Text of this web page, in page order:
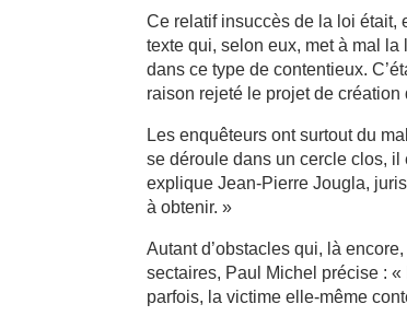
Ce relatif insuccès de la loi était,
texte qui, selon eux, met à mal
dans ce type de contentieux.
raison rejeté le projet de
Les enquêteurs ont surtout du
se déroule dans un cercle clos, il
explique Jean-Pierre Jougla,
à obtenir. »
Autant d’obstacles qui, là
sectaires, Paul Michel précise :
parfois, la victime elle-même